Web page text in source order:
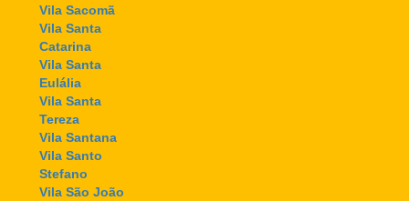
Vila Sacomã
Vila Santa
Catarina
Vila Santa
Eulália
Vila Santa
Tereza
Vila Santana
Vila Santo
Stefano
Vila São João